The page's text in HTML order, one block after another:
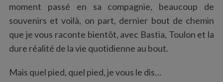
moment passé en sa compagnie, beaucoup de
souvenirs et voilà, on part, dernier bout de chemin
que je vous raconte bientôt, avec Bastia, Toulon et la
dure réalité de la vie quotidienne au bout.
Mais quel pied, quel pied, je vous le dis…